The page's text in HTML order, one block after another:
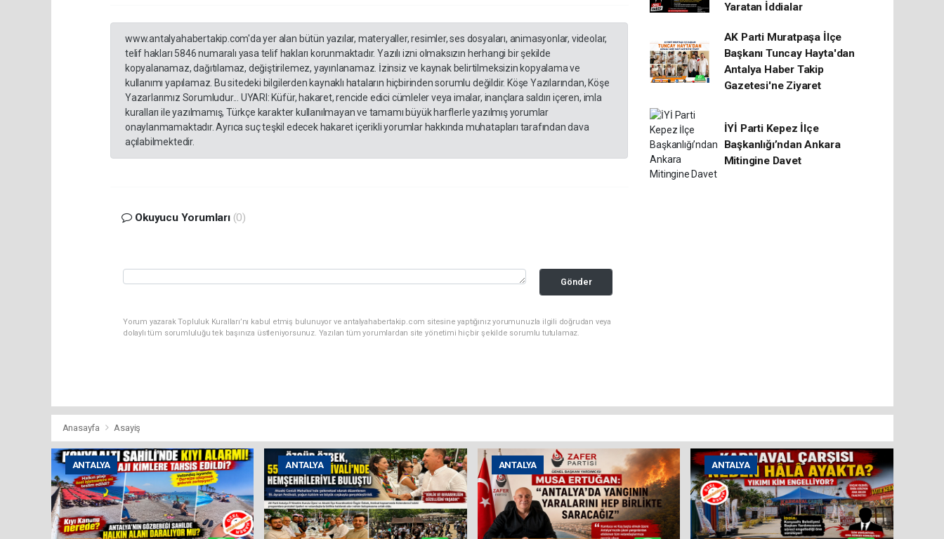
www.antalyahabertakip.com'da yer alan bütün yazılar, materyaller, resimler, ses dosyaları, animasyonlar, videolar,
telif hakları 5846 numaralı yasa telif hakları korunmaktadır. Yazılı izni olmaksızın herhangi bir şekilde
kopyalanamaz, dağıtılamaz, değiştirilemez, yayınlanamaz. İzinsiz ve kaynak belirtilmeksizin kopyalama ve
kullanımı yapılamaz. Bu sitedeki bilgilerden kaynaklı hataların hiçbirinden sorumlu değildir. Köşe Yazılarından, Köşe
Yazarlarımız Sorumludur... UYARI: Küfür, hakaret, rencide edici cümleler veya imalar, inançlara saldırı içeren, imla
kuralları ile yazılmamış, Türkçe karakter kullanılmayan ve tamamı büyük harflerle yazılmış yorumlar
onaylanmamaktadır. Ayrıca suç teşkil edecek hakaret içerikli yorumlar hakkında muhatapları tarafından dava
açılabilmektedir.
Okuyucu Yorumları (0)
Gönder
Yorum yazarak Topluluk Kuralları’nı kabul etmiş bulunuyor ve antalyahabertakip.com sitesine yaptığınız yorumunuzla ilgili doğrudan veya
dolaylı tüm sorumluluğu tek başınıza üstleniyorsunuz. Yazılan tüm yorumlardan site yönetimi hiçbir şekilde sorumlu tutulamaz.
Yaratan İddialar
AK Parti Muratpaşa İlçe
Başkanı Tuncay Hayta'dan
Antalya Haber Takip
Gazetesi'ne Ziyaret
İYİ Parti Kepez İlçe
Başkanlığı’ndan Ankara
Mitingine Davet
Anasayfa Asayiş
ANTALYA ANTALYA ANTALYA ANTALYA